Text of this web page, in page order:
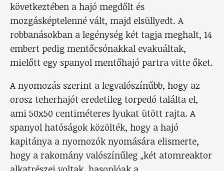
következtében a hajó megdőlt és
mozgásképtelenné vált, majd elsüllyedt. A
robbanásokban a legénység két tagja meghalt, 14
embert pedig mentőcsónakkal evakuáltak,
mielőtt egy spanyol mentőhajó partra vitte őket.
A nyomozás szerint a legvalószínűbb, hogy az
orosz teherhajót eredetileg torpedó találta el,
ami 50x50 centiméteres lyukat ütött rajta. A
spanyol hatóságok közölték, hogy a hajó
kapitánya a nyomozók nyomására elismerte,
hogy a rakomány valószínűleg „két atomreaktor